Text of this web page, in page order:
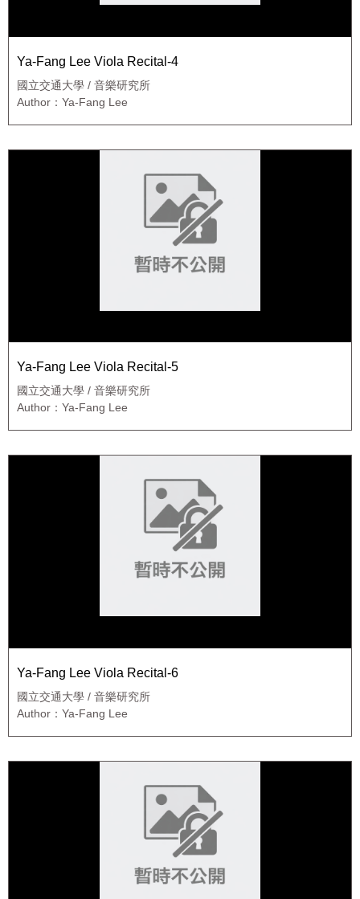
Ya-Fang Lee Viola Recital-4
國立交通大學 / 音樂研究所
Author：Ya-Fang Lee
Ya-Fang Lee Viola Recital-5
國立交通大學 / 音樂研究所
Author：Ya-Fang Lee
Ya-Fang Lee Viola Recital-6
國立交通大學 / 音樂研究所
Author：Ya-Fang Lee